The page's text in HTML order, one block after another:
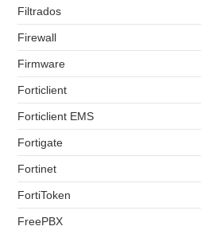
Filtrados
Firewall
Firmware
Forticlient
Forticlient EMS
Fortigate
Fortinet
FortiToken
FreePBX